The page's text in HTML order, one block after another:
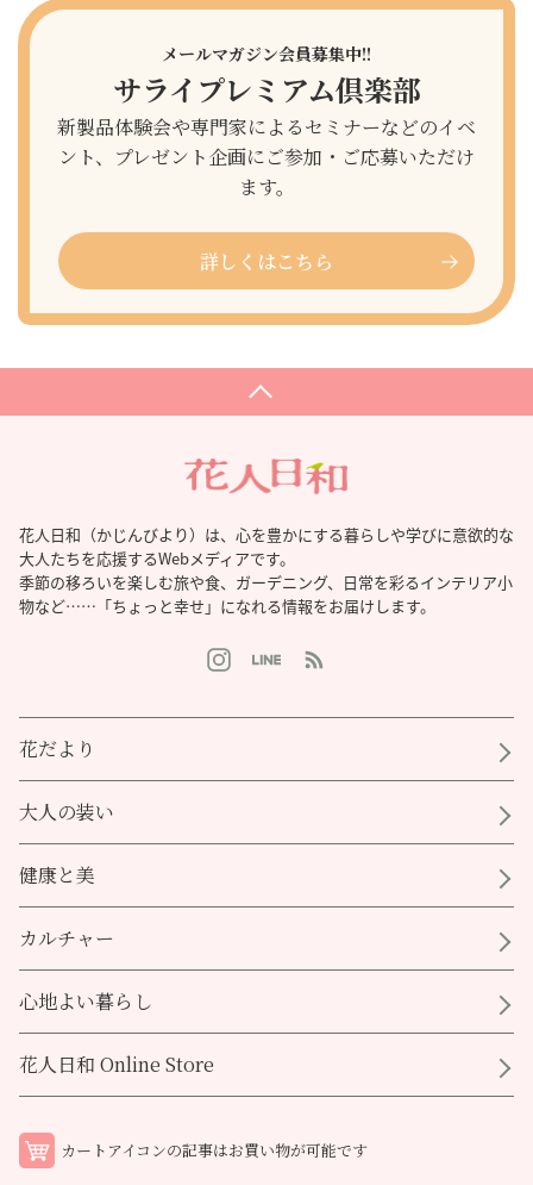
メールマガジン会員募集中!!
サライプレミアム倶楽部
新製品体験会や専門家によるセミナーなどのイベ
ント、プレゼント企画にご参加・ご応募いただけ
ます。
詳しくはこちら
花人日和（かじんびより）は、心を豊かにする暮らしや学びに意欲的な
大人たちを応援するWebメディアです。
季節の移ろいを楽しむ旅や食、ガーデニング、日常を彩るインテリア小
物など……「ちょっと幸せ」になれる情報をお届けします。
花だより
大人の装い
健康と美
カルチャー
心地よい暮らし
花人日和 Online Store
カートアイコンの記事はお買い物が可能です